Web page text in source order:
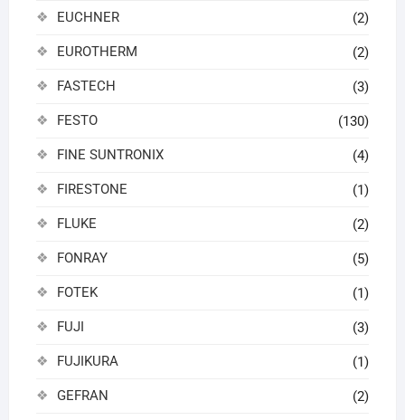
EUCHNER (2)
EUROTHERM (2)
FASTECH (3)
FESTO (130)
FINE SUNTRONIX (4)
FIRESTONE (1)
FLUKE (2)
FONRAY (5)
FOTEK (1)
FUJI (3)
FUJIKURA (1)
GEFRAN (2)